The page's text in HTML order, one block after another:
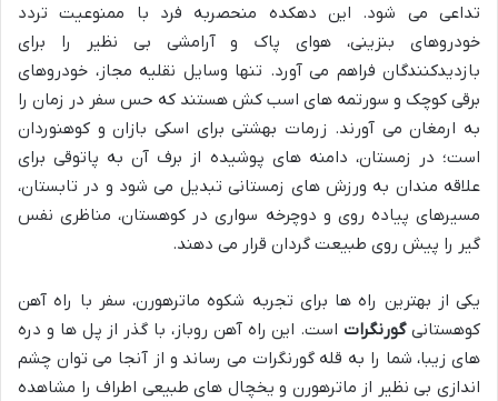
تداعی می شود. این دهکده منحصربه فرد با ممنوعیت تردد
خودروهای بنزینی، هوای پاک و آرامشی بی نظیر را برای
بازدیدکنندگان فراهم می آورد. تنها وسایل نقلیه مجاز، خودروهای
برقی کوچک و سورتمه های اسب کش هستند که حس سفر در زمان را
به ارمغان می آورند. زرمات بهشتی برای اسکی بازان و کوهنوردان
است؛ در زمستان، دامنه های پوشیده از برف آن به پاتوقی برای
علاقه مندان به ورزش های زمستانی تبدیل می شود و در تابستان،
مسیرهای پیاده روی و دوچرخه سواری در کوهستان، مناظری نفس
گیر را پیش روی طبیعت گردان قرار می دهند.
یکی از بهترین راه ها برای تجربه شکوه ماترهورن، سفر با راه آهن
کوهستانیگورنگرات است. این راه آهن روباز، با گذر از پل ها و دره
های زیبا، شما را به قله گورنگرات می رساند و از آنجا می توان چشم
اندازی بی نظیر از ماترهورن و یخچال های طبیعی اطراف را مشاهده